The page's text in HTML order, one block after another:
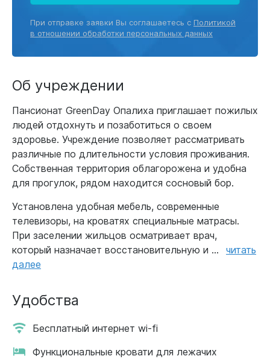
При отправке заявки Вы соглашаетесь с Политикой
в отношении обработки персональных данных
Об учреждении
Пансионат GreenDay Опалиха приглашает пожилых
людей отдохнуть и позаботиться о своем
здоровье. Учреждение позволяет рассматривать
различные по длительности условия проживания.
Собственная территория облагорожена и удобна
для прогулок, рядом находится сосновый бор.
Установлена удобная мебель, современные
телевизоры, на кроватях специальные матрасы.
При заселении жильцов осматривает врач,
который назначает восстановительную и ...
читать
далее
Удобства
Бесплатный интернет wi-fi
Функциональные кровати для лежачих